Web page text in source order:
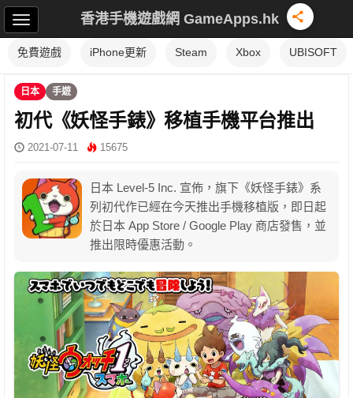
香港手機遊戲網 GameApps.hk
免費遊戲 iPhone更新 Steam Xbox UBISOFT
日本 手遊
初代《妖怪手錶》移植手機平台推出
2021-07-11 15675
日本 Level-5 Inc. 宣佈，旗下《妖怪手錶》系
列初代作已經在今天推出手機移植版，即日起
於日本 App Store / Google Play 商店發售，並
推出限時優惠活動。